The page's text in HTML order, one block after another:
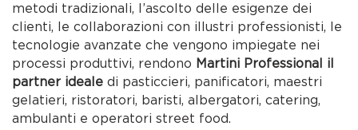
metodi tradizionali, l’ascolto delle esigenze dei
clienti, le collaborazioni con illustri professionisti, le
tecnologie avanzate che vengono impiegate nei
processi produttivi, rendono Martini Professional il
partner ideale di pasticcieri, panificatori, maestri
gelatieri, ristoratori, baristi, albergatori, catering,
ambulanti e operatori street food.